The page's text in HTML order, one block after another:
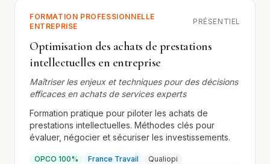
FORMATION PROFESSIONNELLE
ENTREPRISE
PRÉSENTIEL
Optimisation des achats de prestations
intellectuelles en entreprise
Maîtriser les enjeux et techniques pour des décisions
efficaces en achats de services experts
Formation pratique pour piloter les achats de
prestations intellectuelles. Méthodes clés pour
évaluer, négocier et sécuriser les investissements.
OPCO 100% France Travail Qualiopi